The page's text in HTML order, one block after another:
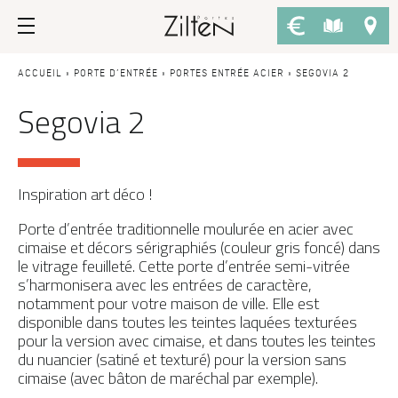
Nos portes d’entrée
PAR TYPE
Porte d’entrée
Porte de service
Porte grand trafic
Porte d'entrée sur-mesure
PAR STYLE
Portes d'entrée modernes
Portes d’entrée traditionnelles
Conseils
LE CHOIX
Savoir-faire
Design
Inspirations
LES ATOUTS
Performances
Usage
Fiscalité
L'ENTRETIEN
ACCUEIL » PORTE D’ENTRÉE » PORTES ENTRÉE ACIER » SEGOVIA 2
Segovia 2
Inspiration art déco !
Porte d’entrée traditionnelle moulurée en acier avec
cimaise et décors sérigraphiés (couleur gris foncé) dans
le vitrage feuilleté. Cette porte d’entrée semi-vitrée
s’harmonisera avec les entrées de caractère,
notamment pour votre maison de ville. Elle est
disponible dans toutes les teintes laquées texturées
pour la version avec cimaise, et dans toutes les teintes
du nuancier (satiné et texturé) pour la version sans
cimaise (avec bâton de maréchal par exemple).